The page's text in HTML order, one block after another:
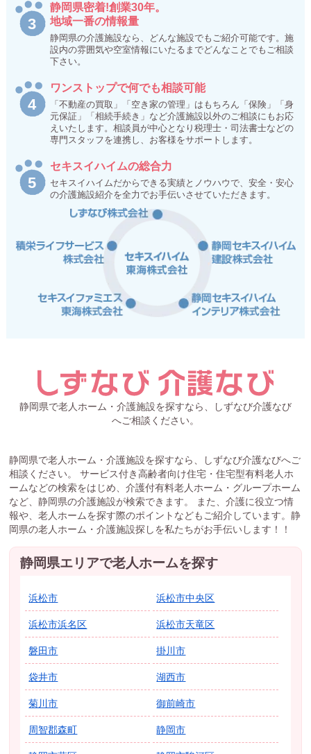
静岡県密着!創業30年。
地域一番の情報量
静岡県の介護施設なら、どんな施設でもご紹介可能です。施
設内の雰囲気や空室情報にいたるまでどんなことでもご相談
下さい。
ワンストップで何でも相談可能
「不動産の買取」「空き家の管理」はもちろん「保険」「身
元保証」「相続手続き」など介護施設以外のご相談にもお応
えいたします。相談員が中心となり税理士・司法書士などの
専門スタッフを連携し、お客様をサポートします。
セキスイハイムの総合力
セキスイハイムだからできる実績とノウハウで、安全・安心
の介護施設紹介を全力でお手伝いさせていただきます。
静岡県で老人ホーム・介護施設を探すなら、しずなび介護なび
へご相談ください。
静岡県で老人ホーム・介護施設を探すなら、しずなび介護なびへご
相談ください。 サービス付き高齢者向け住宅・住宅型有料老人ホ
ームなどの検索をはじめ、介護付有料老人ホーム・グループホーム
など、静岡県の介護施設が検索できます。 また、介護に役立つ情
報や、老人ホームを探す際のポイントなどもご紹介しています。静
岡県の老人ホーム・介護施設探しを私たちがお手伝いします！！
静岡県エリアで老人ホームを探す
浜松市 浜松市中央区
浜松市浜名区 浜松市天竜区
磐田市 掛川市
袋井市 湖西市
菊川市 御前崎市
周智郡森町 静岡市